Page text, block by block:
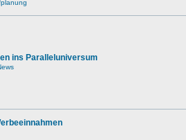
ins Paralleluniversum